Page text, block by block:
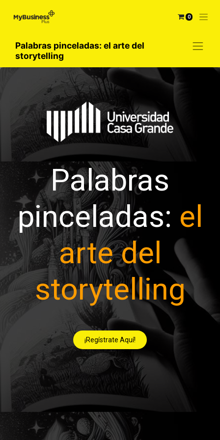
0
Palabras pinceladas: el arte del
storytelling
Palabras
pinceladas: el
arte del
storytelling
¡Regístrate Aquí!